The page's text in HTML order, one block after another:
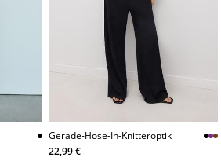
Gerade-Hose-In-Knitteroptik
22,99 €